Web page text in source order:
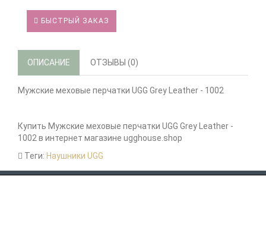
БЫСТРЫЙ ЗАКАЗ
ОПИСАНИЕ ОТЗЫВЫ (0)
Мужские меховые перчатки UGG Grey Leather - 1002
Купить Мужские меховые перчатки UGG Grey Leather -
1002 в интернет магазине ugghouse.shop
Теги: Наушники UGG